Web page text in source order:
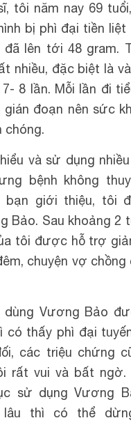
tôi năm nay 69
bị phì đại tiền liệt
lên tới 48 gram.
nhiều, đặc biệt là
7- 8 lần. Mỗi lần đi
gián đoạn nên sức
chóng.
và sử dụng
bệnh không
bạn giới thiệu, tôi
Bảo. Sau khoảng 2
tôi được hỗ trợ
chuyện vợ
dùng Vương Bảo
có thấy phì đại
các triệu chứng
rất vui và bất
sử dụng Vương
lâu thì có thể